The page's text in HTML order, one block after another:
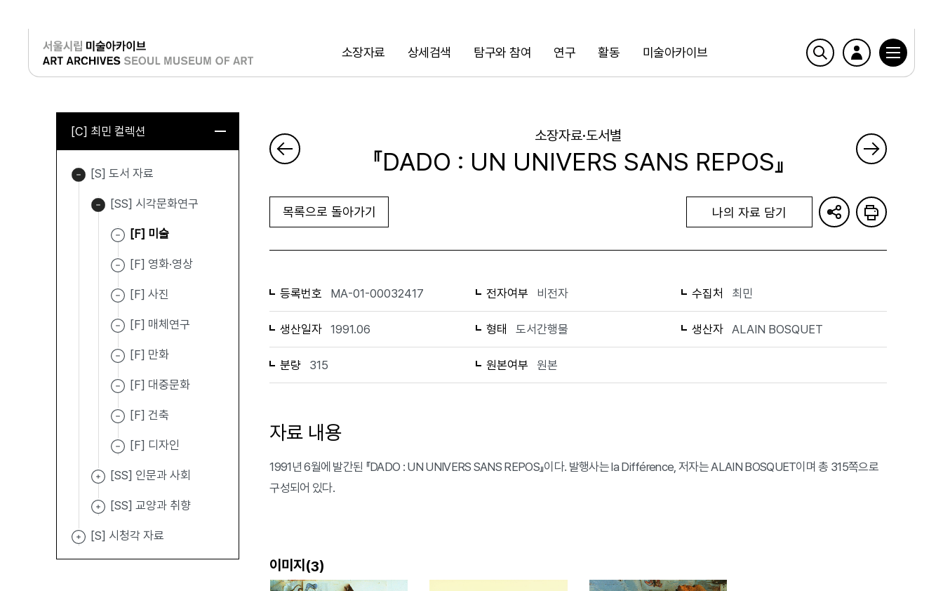
소장자료 상세검색 탐구와 참여 연구 활동 미술아카이브
검색
로그인
[C] 최민 컬렉션
[S] 도서 자료
[SS] 시각문화연구
[F] 미술
[F] 영화·영상
[F] 사진
[F] 매체연구
[F] 만화
[F] 대중문화
[F] 건축
[F] 디자인
[SS] 인문과 사회
[SS] 교양과 취향
[S] 시청각 자료
소장자료·도서별
『DADO : UN UNIVERS SANS REPOS』
목록으로 돌아가기 나의 자료 담기
등록번호 MA-01-00032417 전자여부 비전자 수집처 최민
생산일자 1991.06 형태 도서간행물 생산자 ALAIN BOSQUET
분량 315 원본여부 원본
자료 내용
1991년 6월에 발간된 『DADO : UN UNIVERS SANS REPOS』이다. 발행사는 la Différence, 저자는 ALAIN BOSQUET이며 총 315쪽으로
구성되어 있다.
이미지(3)